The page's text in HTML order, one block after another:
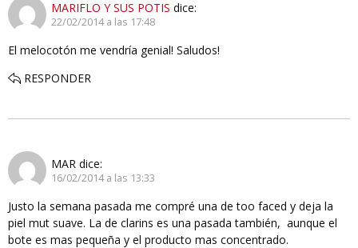
MARIFLO Y SUS POTIS dice:
22/02/2014 a las 17:48
El melocotón me vendría genial! Saludos!
RESPONDER
MAR dice:
16/02/2014 a las 13:33
Justo la semana pasada me compré una de too faced y deja la
piel mut suave. La de clarins es una pasada también, aunque el
bote es mas pequeña y el producto mas concentrado.